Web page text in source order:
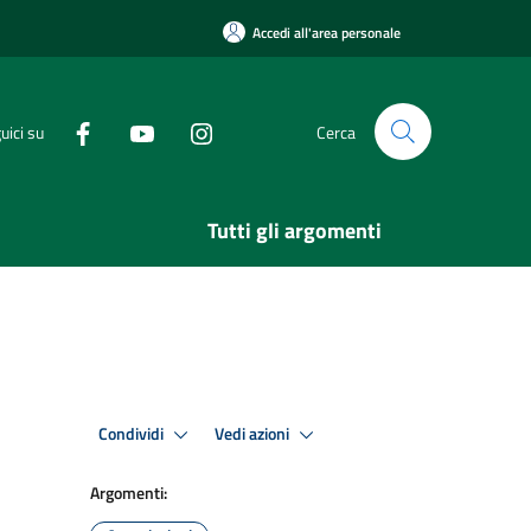
Accedi all'area personale
su Cerca
Tutti gli argomenti
Condividi Vedi azioni
Argomenti: